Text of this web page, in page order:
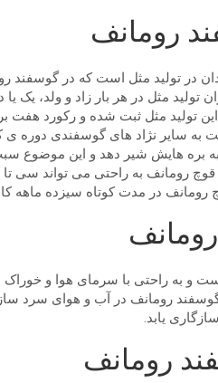
رومانف
در تولید مثل است که در گوسفند
تولید مثل در هر بار زاد و ولد، یک
این تولید مثل ثبت شده و رکورد
است که نسبت به سایر نژاد های
بره هایش شیر دهد و این موضوع
رومانف به راحتی می تواند سی تا
رومانف در مدت کوتاه سیزده ماهه
و به راحتی با سرمای هوا و
رومانف در آب و هوای سرد
یابد.
رومانف